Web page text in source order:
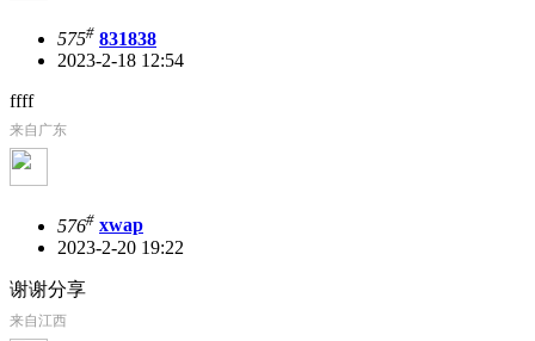
575# 831838
2023-2-18 12:54
ffff
来自广东
576# xwap
2023-2-20 19:22
谢谢分享
来自江西